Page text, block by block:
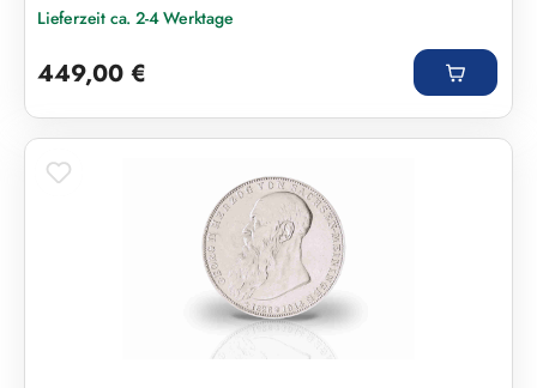
Lieferzeit ca. 2-4 Werktage
449,00 €